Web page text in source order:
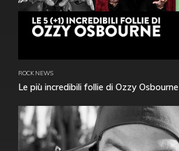
ROCK NEWS
Le più incredibili follie di Ozzy Osbourne